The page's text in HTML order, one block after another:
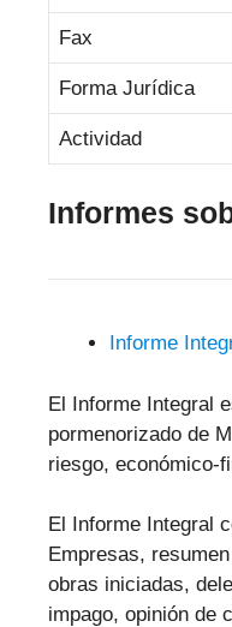
Fax
Forma Jurídica
Actividad
Informes
Informe
El Informe Integral
pormenorizado de
riesgo, económico-
El Informe Integral
Empresas,
obras iniciadas,
impago, opinión de